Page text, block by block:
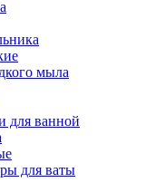
мыла
для ванной
для ваты